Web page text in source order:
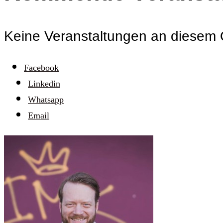
Keine Veranstaltungen an diesem
Facebook
Linkedin
Whatsapp
Email